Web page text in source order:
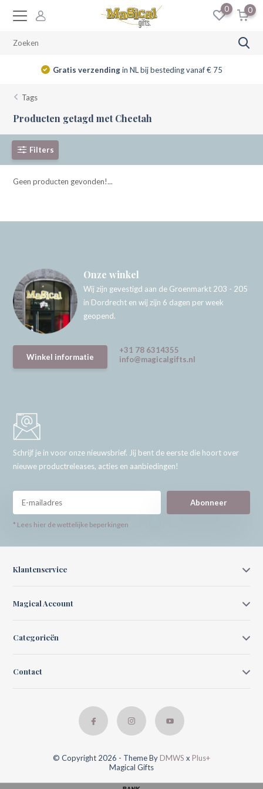
0 0
Gratis verzendingin NL bij besteding vanaf € 75
Tags
Producten getagd met Cheetah
Filters
Geen producten gevonden!...
Onze winkel
Wij zijn gevestigd aan de Groenmarkt 203 - 205
in Dordrecht en wij zijn 6 dagen per week
geopend.
Winkel informatie
+31 78 6314355
info@magicalgifts.nl
Schrijf je in voor onze nieuwsbrief. Jij bent de eerste die hoort over
nieuwe productreleases, acties en aanbiedingen!
Abonneer
* Lees hier de wettelijke beperkingen
Klantenservice
Magical Account
Categorieën
Contact
© Copyright 2026 - Theme By DMWS x Plus+
Magical Gifts